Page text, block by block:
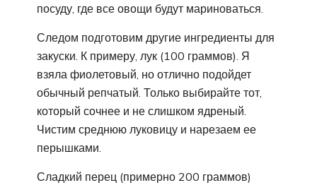
посуду, где все овощи будут мариноваться.
Следом подготовим другие ингредиенты для
закуски. К примеру, лук (100 граммов). Я
взяла фиолетовый, но отлично подойдет
обычный репчатый. Только выбирайте тот,
который сочнее и не слишком ядреный.
Чистим среднюю луковицу и нарезаем ее
перышками.
Сладкий перец (примерно 200 граммов)